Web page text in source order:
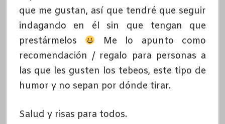
que me gustan, así que tendré que seguir
indagando en él sin que tengan que
prestármelos
Me lo apunto como
recomendación / regalo para personas a
las que les gusten los tebeos, este tipo de
humor y no sepan por dónde tirar.
Salud y risas para todos.